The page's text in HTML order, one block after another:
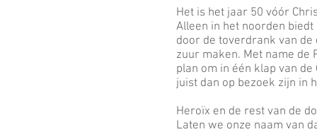
Het is het jaar 50 vóór
Alleen in het noorden
door de toverdrank van
zuur maken. Met name de
plan om in één klap van
juist dan op bezoek zijn in
Heroïx en de rest van de
Laten we onze naam van